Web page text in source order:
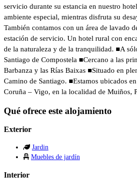
servicio durante su estancia en nuestro
ambiente especial, mientras disfruta su
También contamos con un área de lavado
estación de servicio. Un hotel rural con
de la naturaleza y de la tranquilidad. ■A
Santiago de Compostela ■Cercano a las
Barbanza y las Rías Baixas ■Situado en
Camino de Santiago. ■Estamos ubicados
Coruña – Vigo, en la localidad de Muiños,
Qué ofrece este alojamiento
Exterior
Jardin
Muebles de jardín
Interior